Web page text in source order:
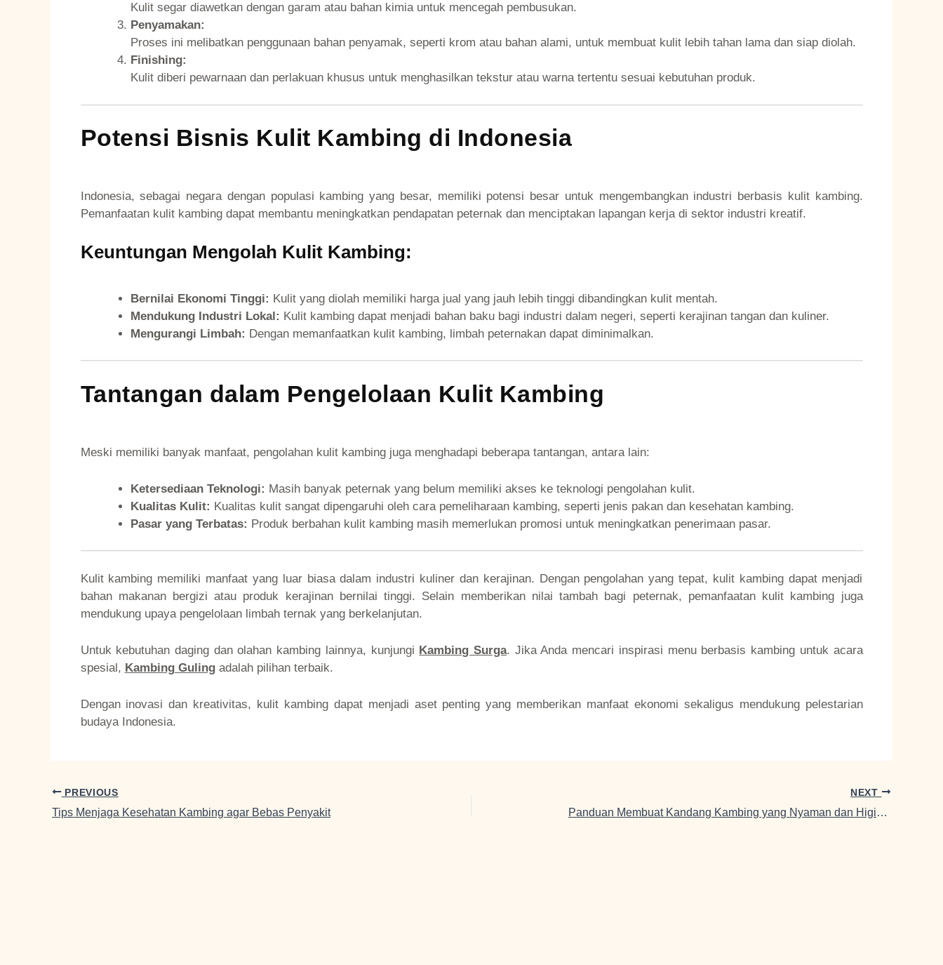
Kulit segar diawetkan dengan garam atau bahan kimia untuk mencegah pembusukan.
Penyamakan:
Proses ini melibatkan penggunaan bahan penyamak, seperti krom atau bahan alami, untuk membuat kulit lebih tahan lama dan siap diolah.
Finishing:
Kulit diberi pewarnaan dan perlakuan khusus untuk menghasilkan tekstur atau warna tertentu sesuai kebutuhan produk.
Potensi Bisnis Kulit Kambing di Indonesia
Indonesia, sebagai negara dengan populasi kambing yang besar, memiliki potensi besar untuk mengembangkan industri berbasis kulit kambing.
Pemanfaatan kulit kambing dapat membantu meningkatkan pendapatan peternak dan menciptakan lapangan kerja di sektor industri kreatif.
Keuntungan Mengolah Kulit Kambing:
Bernilai Ekonomi Tinggi: Kulit yang diolah memiliki harga jual yang jauh lebih tinggi dibandingkan kulit mentah.
Mendukung Industri Lokal: Kulit kambing dapat menjadi bahan baku bagi industri dalam negeri, seperti kerajinan tangan dan kuliner.
Mengurangi Limbah: Dengan memanfaatkan kulit kambing, limbah peternakan dapat diminimalkan.
Tantangan dalam Pengelolaan Kulit Kambing
Meski memiliki banyak manfaat, pengolahan kulit kambing juga menghadapi beberapa tantangan, antara lain:
Ketersediaan Teknologi: Masih banyak peternak yang belum memiliki akses ke teknologi pengolahan kulit.
Kualitas Kulit: Kualitas kulit sangat dipengaruhi oleh cara pemeliharaan kambing, seperti jenis pakan dan kesehatan kambing.
Pasar yang Terbatas: Produk berbahan kulit kambing masih memerlukan promosi untuk meningkatkan penerimaan pasar.
Kulit kambing memiliki manfaat yang luar biasa dalam industri kuliner dan kerajinan. Dengan pengolahan yang tepat, kulit kambing dapat menjadi
bahan makanan bergizi atau produk kerajinan bernilai tinggi. Selain memberikan nilai tambah bagi peternak, pemanfaatan kulit kambing juga
mendukung upaya pengelolaan limbah ternak yang berkelanjutan.
Untuk kebutuhan daging dan olahan kambing lainnya, kunjungi Kambing Surga. Jika Anda mencari inspirasi menu berbasis kambing untuk acara
spesial, Kambing Gulingadalah pilihan terbaik.
Dengan inovasi dan kreativitas, kulit kambing dapat menjadi aset penting yang memberikan manfaat ekonomi sekaligus mendukung pelestarian
budaya Indonesia.
PREVIOUS
Tips Menjaga Kesehatan Kambing agar Bebas Penyakit
NEXT
Panduan Membuat Kandang Kambing yang Nyaman dan Higienis